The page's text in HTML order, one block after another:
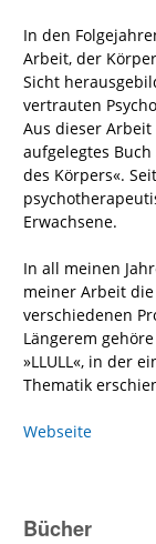
In den
Arbeit, der
Sicht
vertrauten
Aus dieser
aufgelegtes Buch
des Körpers«.
Erwachsene.
In all meinen
meiner Arbeit
verschiedenen
Längerem
»LLULL«, in der
Thematik
Webseite
Bücher